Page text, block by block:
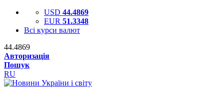
USD 44.4869
EUR 51.3348
Всі курси валют
44.4869
Авторизація
Пошук
RU